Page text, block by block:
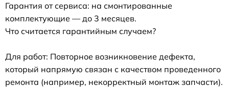
Гарантия от сервиса: на смонтированные
комплектующие — до 3 месяцев.
Что считается гарантийным случаем?
Для работ: Повторное возникновение дефекта,
который напрямую связан с качеством проведенного
ремонта (например, некорректный монтаж запчасти).